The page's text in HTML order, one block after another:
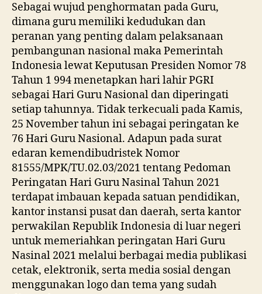
Sebagai wujud penghormatan pada Guru,
dimana guru memiliki kedudukan dan
peranan yang penting dalam pelaksanaan
pembangunan nasional maka Pemerintah
Indonesia lewat Keputusan Presiden Nomor 78
Tahun 1 994 menetapkan hari lahir PGRI
sebagai Hari Guru Nasional dan diperingati
setiap tahunnya. Tidak terkecuali pada Kamis,
25 November tahun ini sebagai peringatan ke
76 Hari Guru Nasional. Adapun pada surat
edaran kemendibudristek Nomor
81555/MPK/TU.02.03/2021 tentang Pedoman
Peringatan Hari Guru Nasinal Tahun 2021
terdapat imbauan kepada satuan pendidikan,
kantor instansi pusat dan daerah, serta kantor
perwakilan Republik Indonesia di luar negeri
untuk memeriahkan peringatan Hari Guru
Nasinal 2021 melalui berbagai media publikasi
cetak, elektronik, serta media sosial dengan
menggunakan logo dan tema yang sudah